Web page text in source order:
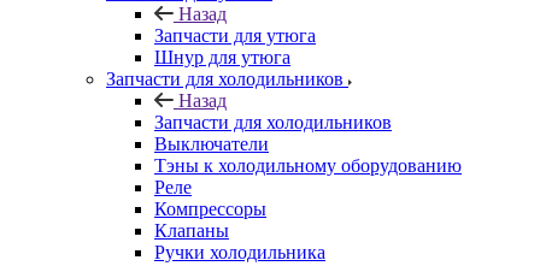
Назад
Запчасти для утюга
Шнур для утюга
Запчасти для холодильников
Назад
Запчасти для холодильников
Выключатели
Тэны к холодильному оборудованию
Реле
Компрессоры
Клапаны
Ручки холодильника